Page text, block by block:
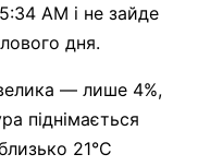
AM і не зайде
дня.
— лише 4%,
піднімається
21°C